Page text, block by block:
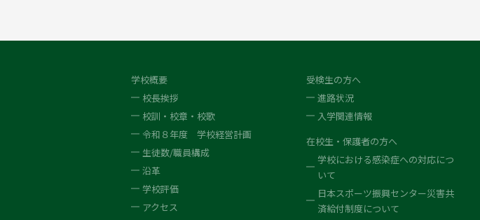
学校概要
校長挨拶
校訓・校章・校歌
令和８年度 学校経営計画
生徒数/職員構成
沿革
学校評価
アクセス
受検生の方へ
進路状況
入学関連情報
在校生・保護者の方へ
学校における感染症への対応につ
いて
日本スポーツ振興センター災害共
済給付制度について